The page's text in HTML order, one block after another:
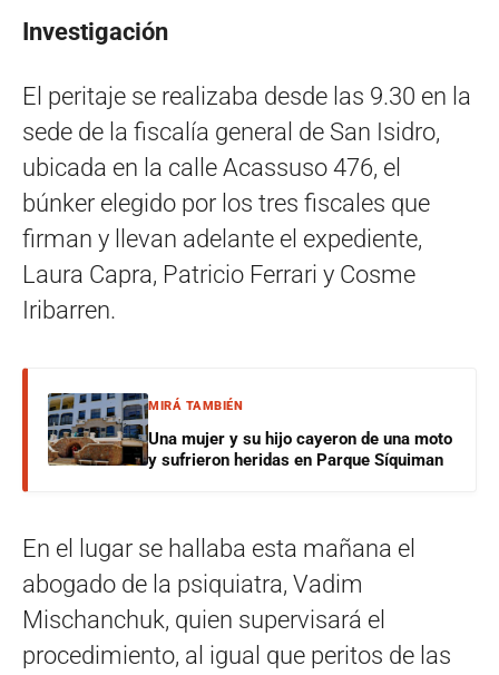
Investigación
El peritaje se realizaba desde las 9.30 en la
sede de la fiscalía general de San Isidro,
ubicada en la calle Acassuso 476, el
búnker elegido por los tres fiscales que
firman y llevan adelante el expediente,
Laura Capra, Patricio Ferrari y Cosme
Iribarren.
MIRÁ TAMBIÉN
Una mujer y su hijo cayeron de una moto
y sufrieron heridas en Parque Síquiman
En el lugar se hallaba esta mañana el
abogado de la psiquiatra, Vadim
Mischanchuk, quien supervisará el
procedimiento, al igual que peritos de las